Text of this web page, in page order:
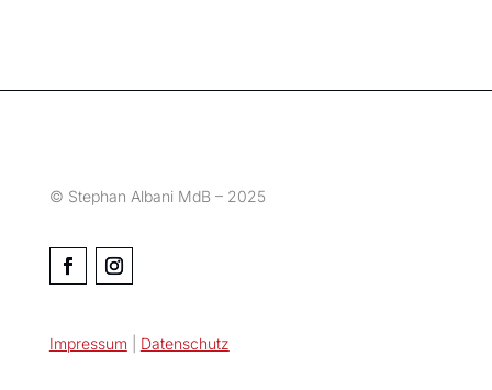
© Stephan Albani MdB – 2025
Impressum Datenschutz